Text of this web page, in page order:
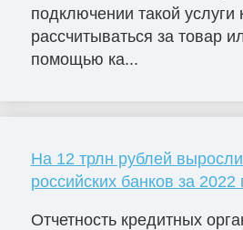
подключении такой услуги
рассчитываться за товар
помощью ка...
На 12 трлн рублей
российских банков за 2022
Отчетность кредитных